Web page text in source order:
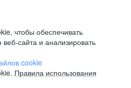
чтобы обеспечивать
сайта и анализировать
cookie
Правила использования